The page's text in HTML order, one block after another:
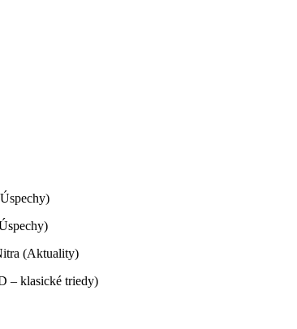
(Aktuality)
– klasické triedy)